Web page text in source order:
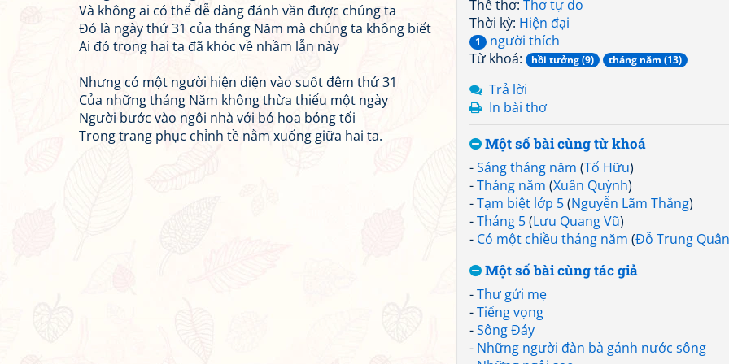
Thể thơ: Thơ tự do
Thời kỳ: Hiện đại
1
người thích
Từ khoá:
hồi tưởng (9) tháng năm (13)
Trả lời
In bài thơ
Một số bài cùng từ khoá
-Sáng tháng năm (Tố Hữu)
-Tháng năm (Xuân Quỳnh)
-Tạm biệt lớp 5(Nguyễn Lãm Thắng)
-Tháng 5(Lưu Quang Vũ)
- Có một chiều tháng năm (Đỗ Trung Quân
Một số bài cùng tác giả
-Thư gửi mẹ
-Tiếng vọng
-Sông Đáy
- Những người đàn bà gánh nước sông
Và không ai có thể dễ dàng đánh vần được chúng ta
Đó là ngày thứ 31 của tháng Năm mà chúng ta không biết
Ai đó trong hai ta đã khóc về nhầm lẫn này
Nhưng có một người hiện diện vào suốt đêm thứ 31
Của những tháng Năm không thừa thiếu một ngày
Người bước vào ngôi nhà với bó hoa bóng tối
Trong trang phục chỉnh tề nằm xuống giữa hai ta.